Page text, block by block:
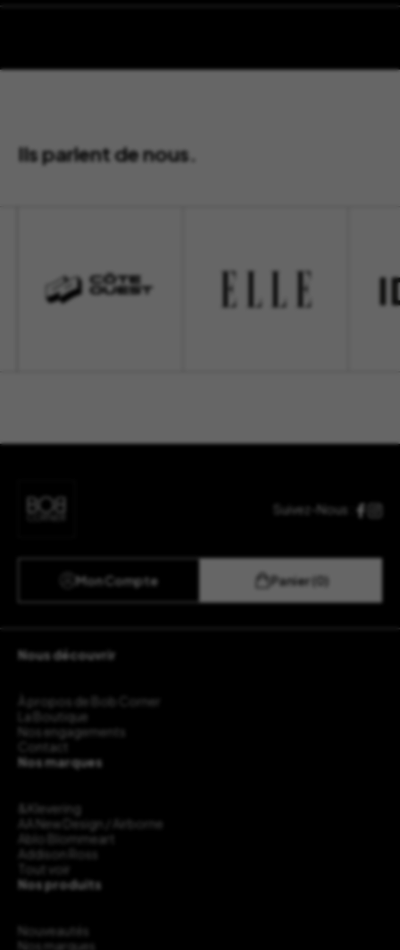
Ils parlent de nous.
Suivez-Nous :
Mon Compte Panier (0)
Nous découvrir
À propos de Bob Corner
La Boutique
Nos engagements
Contact
Nos marques
&Klevering
AA New Design / Airborne
Ablo Blommeart
Addison Ross
Tout voir
Nos produits
Nouveautés
Nos marques